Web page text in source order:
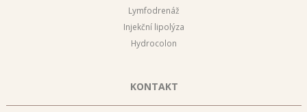
Lymfodrenáž
Injekční lipolýza
Hydrocolon
KONTAKT